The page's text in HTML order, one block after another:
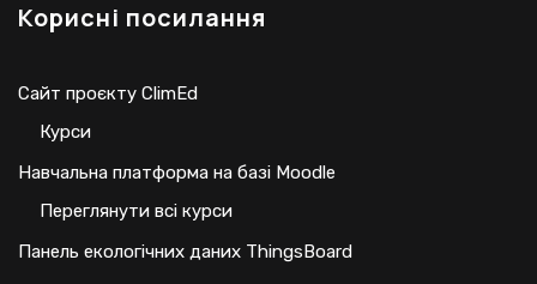
Корисні посилання
Сайт проєкту ClimEd
Курси
Навчальна платформа на базі Moodle
Переглянути всі курси
Панель екологічних даних ThingsBoard